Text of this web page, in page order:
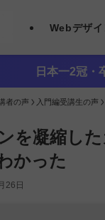
Webデザ
日本一2冠・
者の声 入門編受講生の声
を凝縮し
かった
26日